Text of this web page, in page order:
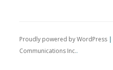
Proudly powered by WordPress |
Communications Inc..